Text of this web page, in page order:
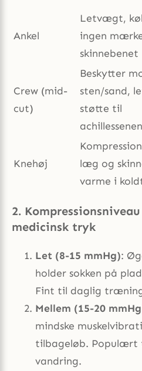
Ankel
Letvægt,
ingen
skinnebenet
Crew (mid-
cut)
Beskytter
sten/sand,
støtte til
achillessenen
Knehøj
læg og
varme i
2.
medicinsk tryk
Let (8-15 mmHg):
holder sokken på
Fint til daglig
Mellem (15-20
mindske
tilbageløb. Populært
vandring.